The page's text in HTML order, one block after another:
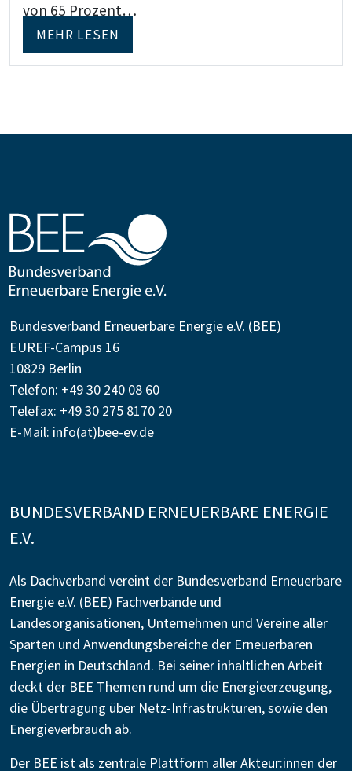
von 65 Prozent…
MEHR LESEN
Bundesverband Erneuerbare Energie e.V. (BEE)
EUREF-Campus 16
10829 Berlin
Telefon: +49 30 240 08 60
Telefax: +49 30 275 8170 20
E-Mail: info(at)bee-ev.de
BUNDESVERBAND ERNEUERBARE ENERGIE
E.V.
Als Dachverband vereint der Bundesverband Erneuerbare
Energie e.V. (BEE) Fachverbände und
Landesorganisationen, Unternehmen und Vereine aller
Sparten und Anwendungsbereiche der Erneuerbaren
Energien in Deutschland. Bei seiner inhaltlichen Arbeit
deckt der BEE Themen rund um die Energieerzeugung,
die Übertragung über Netz-Infrastrukturen, sowie den
Energieverbrauch ab.
Der BEE ist als zentrale Plattform aller Akteur:innen der